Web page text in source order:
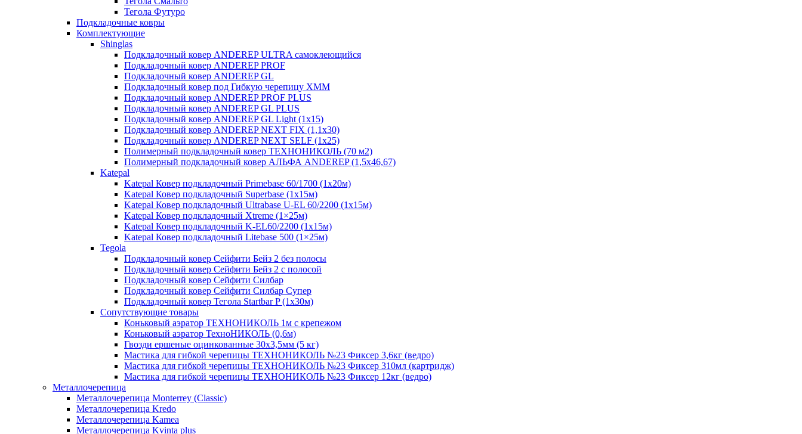
Тегола Футуро
Подкладочные ковры
Комплектующие
Shinglas
Подкладочный ковер ANDEREP ULTRA самоклеющийся
Подкладочный ковер ANDEREP PROF
Подкладочный ковер ANDEREP GL
Подкладочный ковер под Гибкую черепицу ХММ
Подкладочный ковер ANDEREP PROF PLUS
Подкладочный ковер ANDEREP GL PLUS
Подкладочный ковер ANDEREP GL Light (1х15)
Подкладочный ковер ANDEREP NEXT FIX (1,1х30)
Подкладочный ковер ANDEREP NEXT SELF (1х25)
Полимерный подкладочный ковер ТЕХНОНИКОЛЬ (70 м2)
Полимерный подкладочный ковер АЛЬФА ANDEREP (1,5х46,67)
Katepal
Katepal Ковер подкладочный Primebase 60/1700 (1х20м)
Katepal Ковер подкладочный Superbase (1х15м)
Katepal Ковер подкладочный Ultrabase U-EL 60/2200 (1х15м)
Katepal Ковер подкладочный Хtreme (1×25м)
Katepal Ковер подкладочный K-EL60/2200 (1х15м)
Katepal Ковер подкладочный Litebase 500 (1×25м)
Tegola
Подкладочный ковер Сейфити Бейз 2 без полосы
Подкладочный ковер Сейфити Бейз 2 с полосой
Подкладочный ковер Сейфити Силбар
Подкладочный ковер Сейфити Силбар Супер
Подкладочный ковер Тегола Startbar P (1х30м)
Сопутствующие товары
Коньковый аэратор ТЕХНОНИКОЛЬ 1м с крепежом
Коньковый аэратор ТехноНИКОЛЬ (0,6м)
Гвозди ершеные оцинкованные 30х3,5мм (5 кг)
Мастика для гибкой черепицы ТЕХНОНИКОЛЬ №23 Фиксер 3,6кг (ведро)
Мастика для гибкой черепицы ТЕХНОНИКОЛЬ №23 Фиксер 310мл (картридж)
Мастика для гибкой черепицы ТЕХНОНИКОЛЬ №23 Фиксер 12кг (ведро)
Металлочерепица
Металлочерепица Мonterrey (Classic)
Металлочерепица Kredo
Металлочерепица Kamea
Металлочерепица Kvinta plus